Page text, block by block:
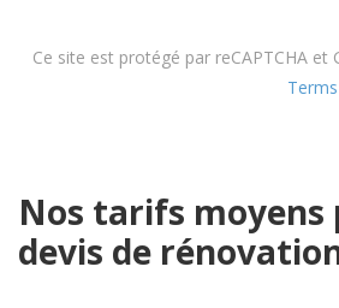
Ce site est protégé par reCAPTCHA et
Nos tarifs moyens
devis de